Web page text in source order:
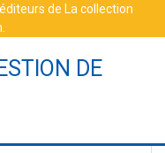
de La collection
DE